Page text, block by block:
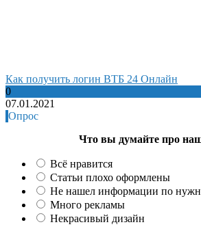
Как получить логин ВТБ 24 Онлайн
0
07.01.2021
Опрос
Что вы думайте про
Всё нравится
Статьи плохо оформлены
Не нашел информации по
Много рекламы
Некрасивый дизайн